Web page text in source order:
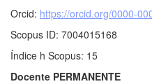
Orcid: https://orcid.org/0000-
Scopus ID: 7004015168
Índice h Scopus: 15
Docente PERMANENTE